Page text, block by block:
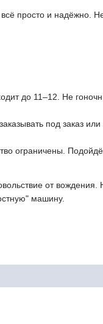
просто и надёжно.
до 11–12. Не
под заказ
ограничены.
от
машину.